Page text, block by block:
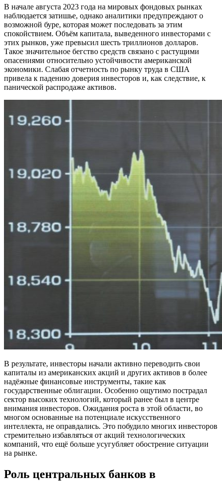
В начале августа 2023 года на мировых фондовых рынках
наблюдается затишье, однако аналитики предупреждают о
возможной буре, которая может последовать за этим
спокойствием. Объём капитала, выведенного инвесторами с
этих рынков, уже превысил шесть триллионов долларов.
Такое значительное бегство средств связано с растущими
опасениями относительно устойчивости американской
экономики. Слабая отчетность по рынку труда в США
привела к падению доверия инвесторов и, как следствие, к
панической распродаже активов.
В результате, инвесторы начали активно переводить свои
капиталы из американских акций и других активов в более
надёжные финансовые инструменты, такие как
государственные облигации. Особенно ощутимо пострадал
сектор высоких технологий, который ранее был в центре
внимания инвесторов. Ожидания роста в этой области, во
многом основанные на потенциале искусственного
интеллекта, не оправдались. Это побудило многих инвесторов
стремительно избавляться от акций технологических
компаний, что ещё больше усугубляет обострение ситуации
на рынке.
Роль центральных банков в